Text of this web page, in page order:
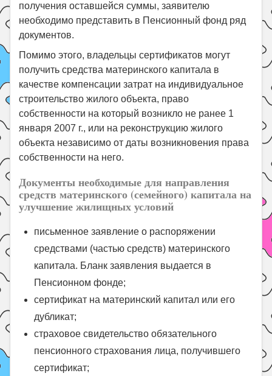
получения оставшейся суммы, заявителю
необходимо представить в Пенсионный фонд ряд
документов.
Помимо этого, владельцы сертификатов могут
получить средства материнского капитала в
качестве компенсации затрат на индивидуальное
строительство жилого объекта, право
собственности на который возникло не ранее 1
января 2007 г., или на реконструкцию жилого
объекта независимо от даты возникновения права
собственности на него.
Документы необходимые для направления
средств материнского (семейного) капитала на
улучшение жилищных условий
письменное заявление о распоряжении
средствами (частью средств) материнского
капитала. Бланк заявления выдается в
Пенсионном фонде;
сертификат на материнский капитал или его
дубликат;
страховое свидетельство обязательного
пенсионного страхования лица, получившего
сертификат;